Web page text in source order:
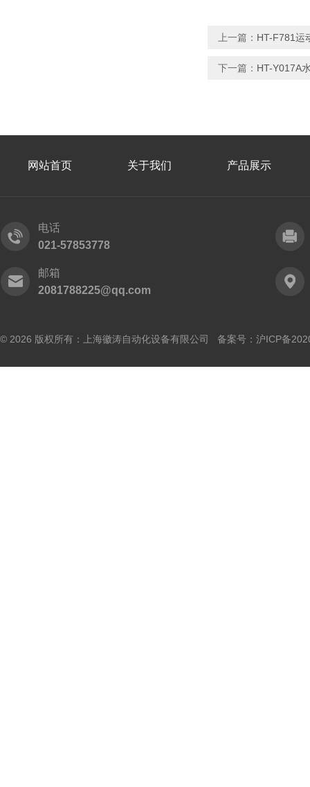
上一篇： HT-F781运
下一篇： HT-Y017A
网站首页 关于我们 产品展示
电话
021-57853778
邮箱
2081788225@qq.com
© 2026 版权所有：上海徽涛自动化设备有限公司 备案号： 沪ICP备